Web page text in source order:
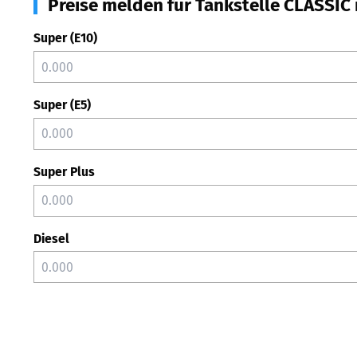
Preise melden für Tankstelle
Super (E10)
Super (E5)
Super Plus
Diesel